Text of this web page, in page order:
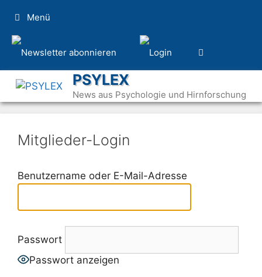
Inhalt
springen
Menü
PSYLEX
News aus Psychologie und Hirnforschung
Mitglieder-Login
Benutzername oder E-Mail-Adresse
Passwort
Passwort anzeigen